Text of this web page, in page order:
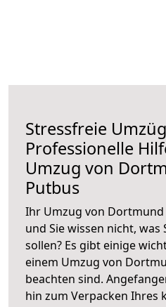
Stressfreie
Professionelle
Umzug von
Putbus
Ihr Umzug von
und Sie wissen nicht, was
sollen? Es gibt einige
einem Umzug von
beachten sind.
hin zum Verpacken Ihres